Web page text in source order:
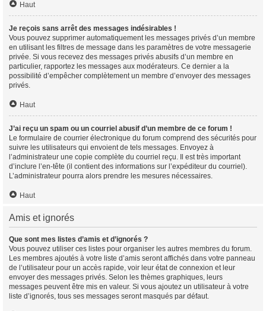
Haut
Je reçois sans arrêt des messages indésirables !
Vous pouvez supprimer automatiquement les messages privés d’un membre
en utilisant les filtres de message dans les paramètres de votre messagerie
privée. Si vous recevez des messages privés abusifs d’un membre en
particulier, rapportez les messages aux modérateurs. Ce dernier a la
possibilité d’empêcher complètement un membre d’envoyer des messages
privés.
Haut
J’ai reçu un spam ou un courriel abusif d’un membre de ce forum !
Le formulaire de courrier électronique du forum comprend des sécurités pour
suivre les utilisateurs qui envoient de tels messages. Envoyez à
l’administrateur une copie complète du courriel reçu. Il est très important
d’inclure l’en-tête (il contient des informations sur l’expéditeur du courriel).
L’administrateur pourra alors prendre les mesures nécessaires.
Haut
Amis et ignorés
Que sont mes listes d’amis et d’ignorés ?
Vous pouvez utiliser ces listes pour organiser les autres membres du forum.
Les membres ajoutés à votre liste d’amis seront affichés dans votre panneau
de l’utilisateur pour un accès rapide, voir leur état de connexion et leur
envoyer des messages privés. Selon les thèmes graphiques, leurs
messages peuvent être mis en valeur. Si vous ajoutez un utilisateur à votre
liste d’ignorés, tous ses messages seront masqués par défaut.